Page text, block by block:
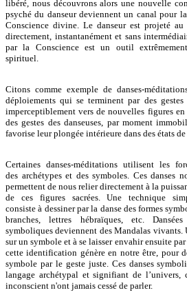
libéré, nous découvrons alors une nouvelle
psyché du danseur deviennent un canal pour
Conscience divine. Le danseur est projeté
directement, instantanément et sans
par la Conscience est un outil
spirituel.
Citons comme exemple de danses-
déploiements qui se terminent par des gestes
imperceptiblement vers de nouvelles figures
des gestes des danseuses, par moment
favorise leur plongée intérieure dans des états
Certaines danses-méditations utilisent les
des archétypes et des symboles. Ces danses
permettent de nous relier directement à la
de ces figures sacrées. Une technique
consiste à dessiner par la danse des formes
branches, lettres hébraïques, etc.
symboliques deviennent des Mandalas vivants.
sur un symbole et à se laisser envahir ensuite
cette identification génère en notre être, pour
symbole par le geste juste. Ces danses
langage archétypal et signifiant de
inconscient n'ont jamais cessé de parler.